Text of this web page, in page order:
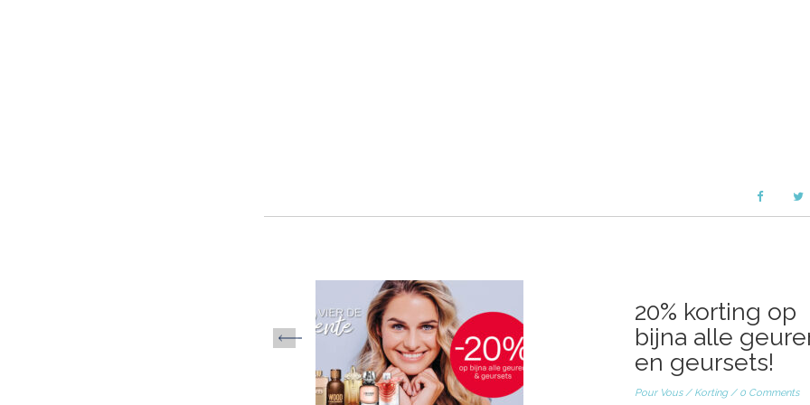
20% korting op
bijna alle
en geursets!
Pour Vous/ Korting/ 0 Comments